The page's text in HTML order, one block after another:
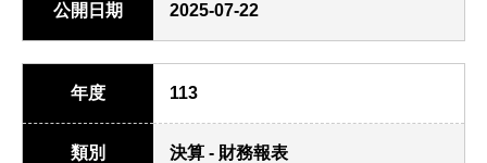
公開日期 2025-07-22
年度 113
類別 決算 - 財務報表